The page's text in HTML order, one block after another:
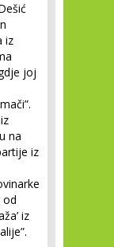
iz
joj
na
iz
od
iz